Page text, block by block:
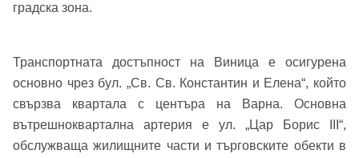
градска зона.
Транспортната достъпност на Виница е осигурена
основно чрез бул. „Св. Св. Константин и Елена“, който
свързва квартала с центъра на Варна. Основна
вътрешноквартална артерия е ул. „Цар Борис III“,
обслужваща жилищните части и търговските обекти в